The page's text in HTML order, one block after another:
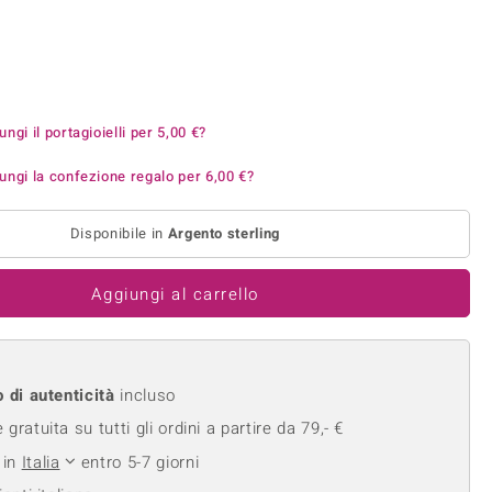
il portagioielli per 5,00 €?
la confezione regalo per 6,00 €?
Disponibile in Argento sterling
Aggiungi al carrello
di autenticità incluso
gratuita su tutti gli ordini a partire da 79,- €
Italia
entro 5-7 giorni